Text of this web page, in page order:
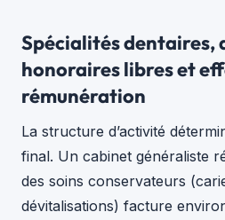
Spécialités dentaires,
honoraires libres et
rémunération
La structure d’activité
final. Un cabinet généraliste
des soins conservateurs
dévitalisations) facture